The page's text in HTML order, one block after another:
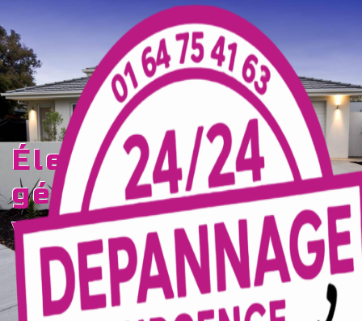
électricité
générale Marne-la-
vallée
TECELEC
Panneau de gestion des cookies